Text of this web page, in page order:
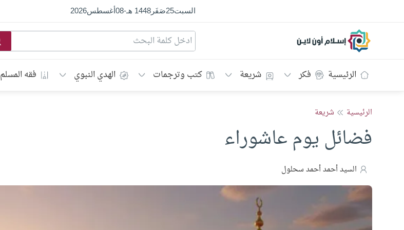
السبت25صَفَر1448 هـ -
08أغسطس2026
إسلام أون لاين
الرئيسية فكر شريعة كتب وترجمات الهدي النبوي فقه المسلم
الرئيسية شريعة
فضائل يوم عاشوراء
السيد أحمد أحمد سحلول